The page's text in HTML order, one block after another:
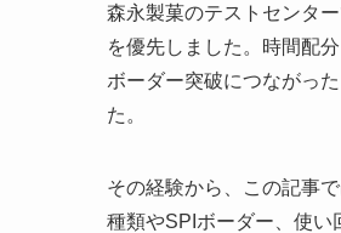
森永製菓のテストセンタ
を優先しました。時間配
ボーダー突破につながっ
た。
その経験から、この記事
種類やSPIボーダー、使い